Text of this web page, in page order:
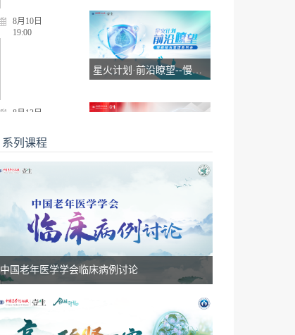
19:00
星火计划·前沿瞭望--慢病综合管理系列会8.10
18:50
18:50
8月19日
“始于APRIL，治肾有方”慢性肾脏病精准治疗线上交流会8.19
系列课程
中国老年医学学会临床病例讨论